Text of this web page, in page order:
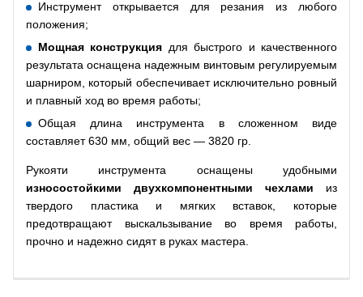
Инструмент открывается для резания из любого
положения;
Мощная конструкция для быстрого и качественного
результата оснащена надежным винтовым регулируемым
шарниром, который обеспечивает исключительно ровный
и плавный ход во время работы;
Общая длина инструмента в сложенном виде
составляет 630 мм, общий вес — 3820 гр.
Рукояти инструмента оснащены удобными
износостойкими двухкомпонентными чехлами из
твердого пластика и мягких вставок, которые
предотвращают выскальзывание во время работы,
прочно и надежно сидят в руках мастера.